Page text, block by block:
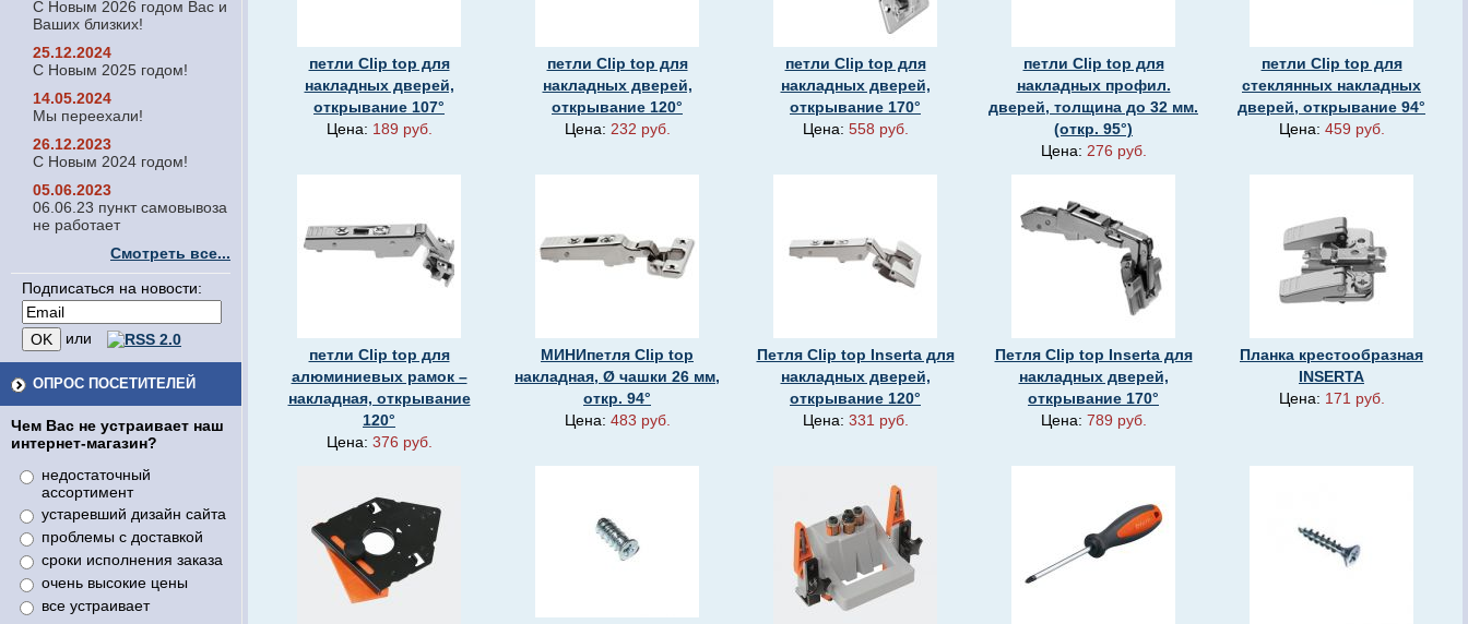
С Новым 2026 годом Вас и
Ваших близких!
25.12.2024
С Новым 2025 годом!
14.05.2024
Мы переехали!
26.12.2023
С Новым 2024 годом!
05.06.2023
06.06.23 пункт самовывоза
не работает
Смотреть все...
Подписаться на новости:
или
ОПРОС ПОСЕТИТЕЛЕЙ
Чем Вас не устраивает наш
интернет-магазин?
недостаточный
ассортимент
устаревший дизайн сайта
проблемы с доставкой
сроки исполнения заказа
очень высокие цены
все устраивает
петли Clip top для
накладных дверей,
открывание 107°
Цена: 189 руб.
петли Clip top для
накладных дверей,
открывание 120°
Цена: 232 руб.
петли Clip top для
накладных дверей,
открывание 170°
Цена: 558 руб.
петли Clip top для
накладных профил.
дверей, толщина до 32 мм.
(откр. 95°)
Цена: 276 руб.
петли Clip top для
стеклянных накладных
дверей, открывание 94°
Цена: 459 руб.
петли Clip top для
алюминиевых рамок –
накладная, открывание
120°
Цена: 376 руб.
МИНИпетля Clip top
накладная, Ø чашки 26 мм,
откр. 94°
Цена: 483 руб.
Петля Clip top Inserta для
накладных дверей,
открывание 120°
Цена: 331 руб.
Петля Clip top Inserta для
накладных дверей,
открывание 170°
Цена: 789 руб.
Планка крестообразная
INSERTA
Цена: 171 руб.